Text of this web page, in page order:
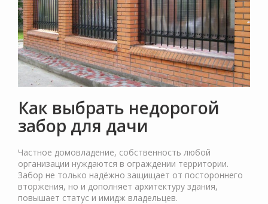
Как выбрать недорогой
забор для дачи
Частное домовладение, собственность любой
организации нуждаются в ограждении территории.
Забор не только надёжно защищает от постороннего
вторжения, но и дополняет архитектуру здания,
повышает статус и имидж владельцев.